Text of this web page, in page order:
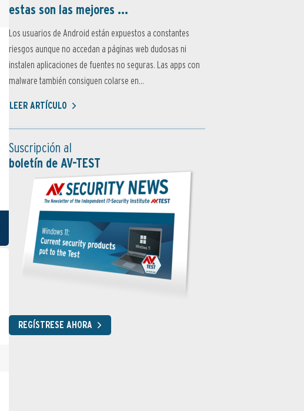
estas son las mejores ...
Los usuarios de Android están expuestos a constantes
riesgos aunque no accedan a páginas web dudosas ni
instalen aplicaciones de fuentes no seguras. Las apps con
malware también consiguen colarse en...
LEER ARTÍCULO
Suscripción al
boletín de AV-TEST
REGÍSTRESE AHORA